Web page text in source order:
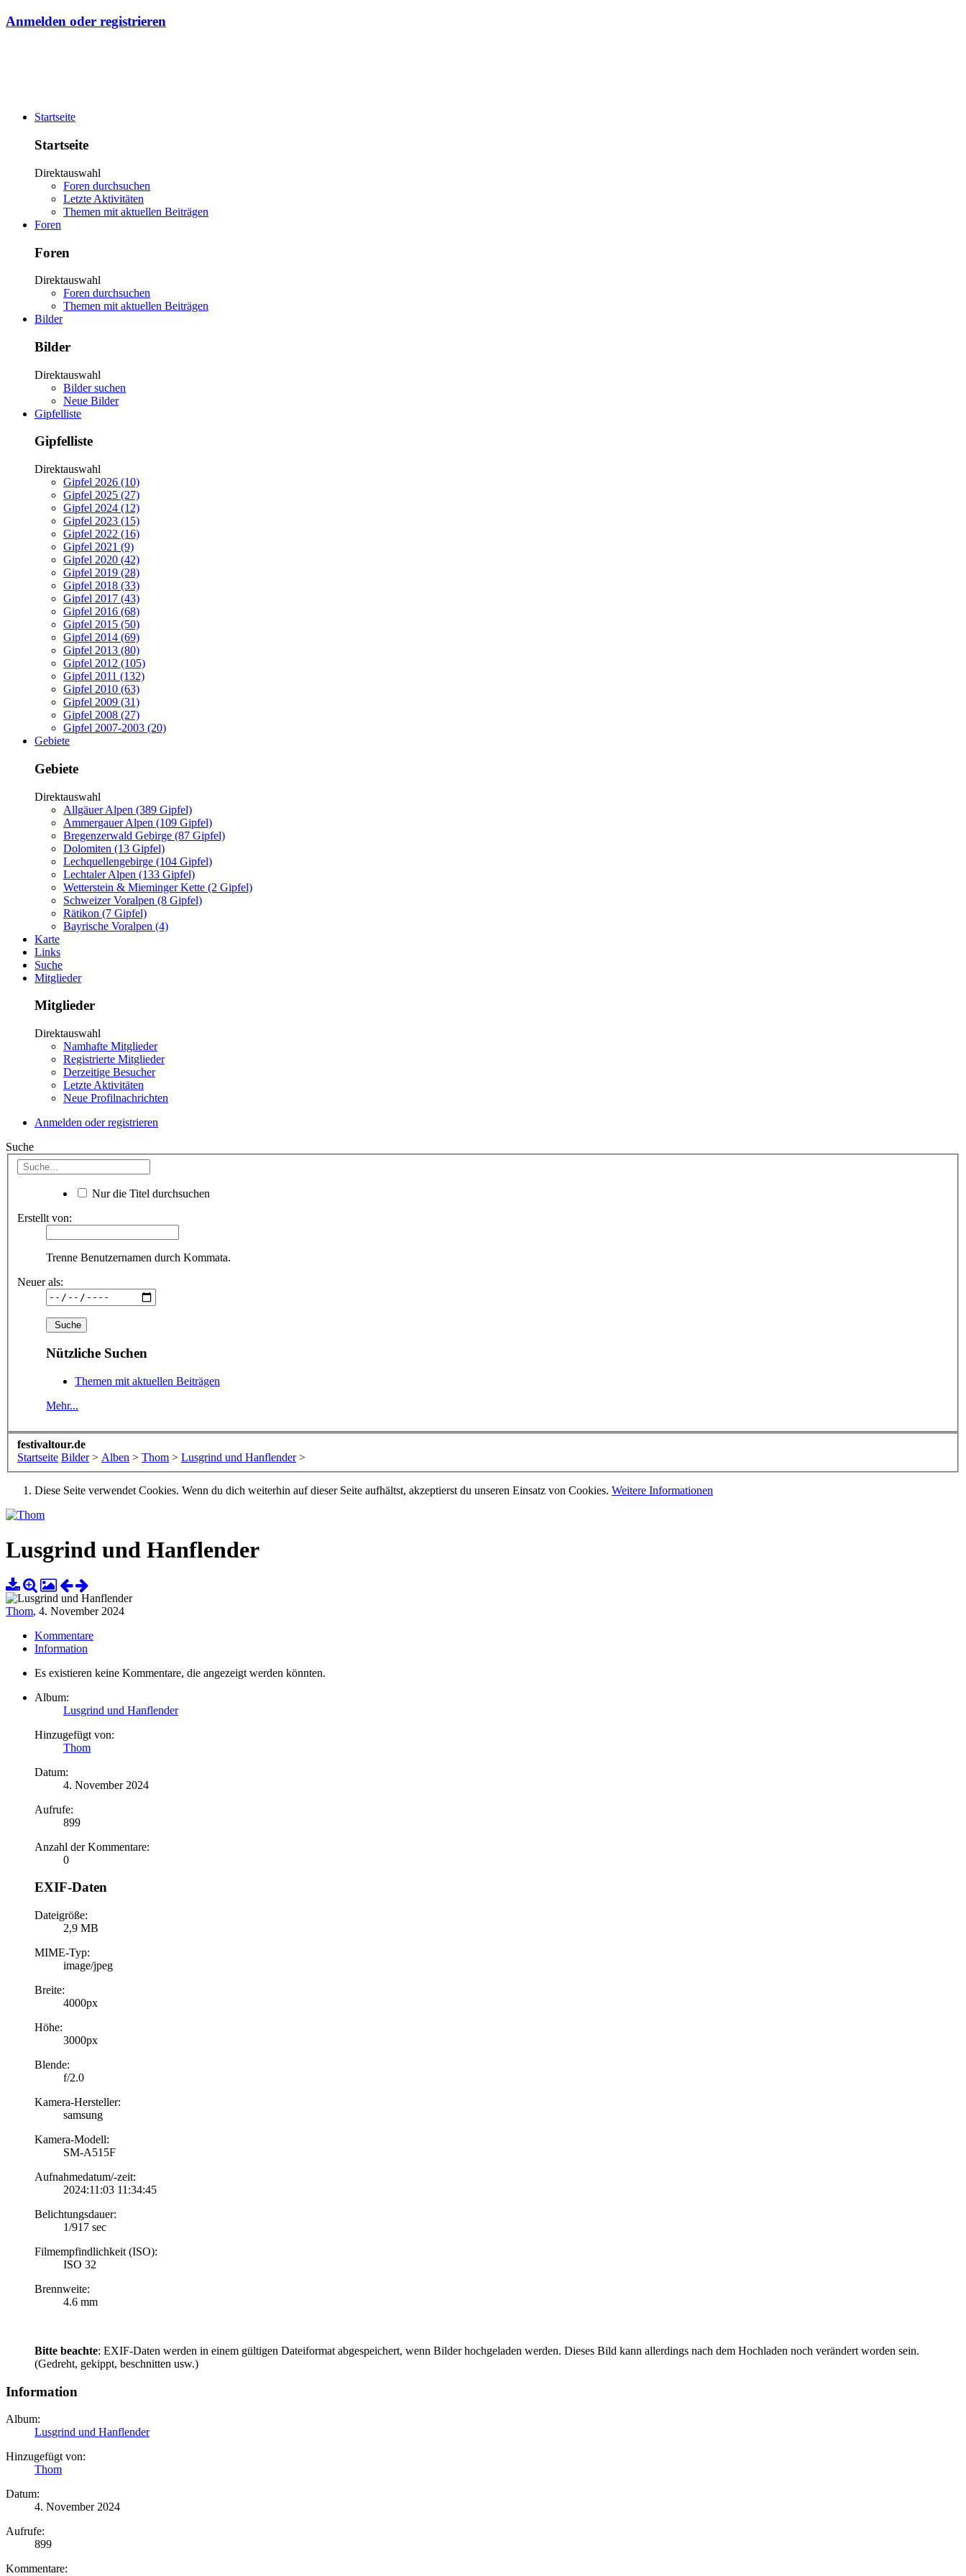
Anmelden oder registrieren
Startseite
Startseite
Direktauswahl
Foren durchsuchen
Letzte Aktivitäten
Themen mit aktuellen Beiträgen
Foren
Foren
Direktauswahl
Foren durchsuchen
Themen mit aktuellen Beiträgen
Bilder
Bilder
Direktauswahl
Bilder suchen
Neue Bilder
Gipfelliste
Gipfelliste
Direktauswahl
Gipfel 2026 (10)
Gipfel 2025 (27)
Gipfel 2024 (12)
Gipfel 2023 (15)
Gipfel 2022 (16)
Gipfel 2021 (9)
Gipfel 2020 (42)
Gipfel 2019 (28)
Gipfel 2018 (33)
Gipfel 2017 (43)
Gipfel 2016 (68)
Gipfel 2015 (50)
Gipfel 2014 (69)
Gipfel 2013 (80)
Gipfel 2012 (105)
Gipfel 2011 (132)
Gipfel 2010 (63)
Gipfel 2009 (31)
Gipfel 2008 (27)
Gipfel 2007-2003 (20)
Gebiete
Gebiete
Direktauswahl
Allgäuer Alpen (389 Gipfel)
Ammergauer Alpen (109 Gipfel)
Bregenzerwald Gebirge (87 Gipfel)
Dolomiten (13 Gipfel)
Lechquellengebirge (104 Gipfel)
Lechtaler Alpen (133 Gipfel)
Wetterstein & Mieminger Kette (2 Gipfel)
Schweizer Voralpen (8 Gipfel)
Rätikon (7 Gipfel)
Bayrische Voralpen (4)
Karte
Links
Suche
Mitglieder
Mitglieder
Direktauswahl
Namhafte Mitglieder
Registrierte Mitglieder
Derzeitige Besucher
Letzte Aktivitäten
Neue Profilnachrichten
Anmelden oder registrieren
Suche
Nur die Titel durchsuchen
Erstellt von:
Trenne Benutzernamen durch Kommata.
Neuer als:
Nützliche Suchen
Themen mit aktuellen Beiträgen
Mehr...
festivaltour.de
Startseite Bilder > Alben > Thom > Lusgrind und Hanflender >
Diese Seite verwendet Cookies. Wenn du dich weiterhin auf dieser Seite aufhältst, akzeptierst du unseren Einsatz von Cookies. Weitere Informationen
Lusgrind und Hanflender
Thom, 4. November 2024
Kommentare
Information
Es existieren keine Kommentare, die angezeigt werden könnten.
Album:
Lusgrind und Hanflender
Hinzugefügt von:
Thom
Datum:
4. November 2024
Aufrufe:
899
Anzahl der Kommentare:
0
EXIF-Daten
Dateigröße:
2,9 MB
MIME-Typ:
image/jpeg
Breite:
4000px
Höhe:
3000px
Blende:
f/2.0
Kamera-Hersteller:
samsung
Kamera-Modell:
SM-A515F
Aufnahmedatum/-zeit:
2024:11:03 11:34:45
Belichtungsdauer:
1/917 sec
Filmempfindlichkeit (ISO):
ISO 32
Brennweite:
4.6 mm
Bitte beachte: EXIF-Daten werden in einem gültigen Dateiformat abgespeichert, wenn Bilder hochgeladen werden. Dieses Bild kann allerdings nach dem Hochladen noch verändert worden sein.
(Gedreht, gekippt, beschnitten usw.)
Information
Album:
Lusgrind und Hanflender
Hinzugefügt von:
Thom
Datum:
4. November 2024
Aufrufe:
899
Kommentare: